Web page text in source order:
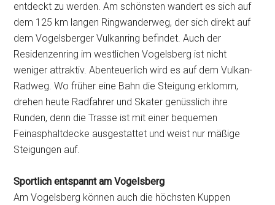
entdeckt zu werden. Am schönsten wandert es sich auf
dem 125 km langen Ringwanderweg, der sich direkt auf
dem Vogelsberger Vulkanring befindet. Auch der
Residenzenring im westlichen Vogelsberg ist nicht
weniger attraktiv. Abenteuerlich wird es auf dem Vulkan-
Radweg. Wo früher eine Bahn die Steigung erklomm,
drehen heute Radfahrer und Skater genüsslich ihre
Runden, denn die Trasse ist mit einer bequemen
Feinasphaltdecke ausgestattet und weist nur mäßige
Steigungen auf.
Sportlich entspannt am Vogelsberg
Am Vogelsberg können auch die höchsten Kuppen